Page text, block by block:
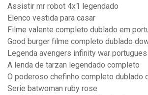
Assistir mr robot 4x1 legendado
Elenco vestida para casar
Filme valente completo dublado em
Good burger filme completo dublado
Legenda avengers infinity war portugues
A lenda de tarzan legendado completo
O poderoso chefinho completo dublado
Serie batwoman ruby rose